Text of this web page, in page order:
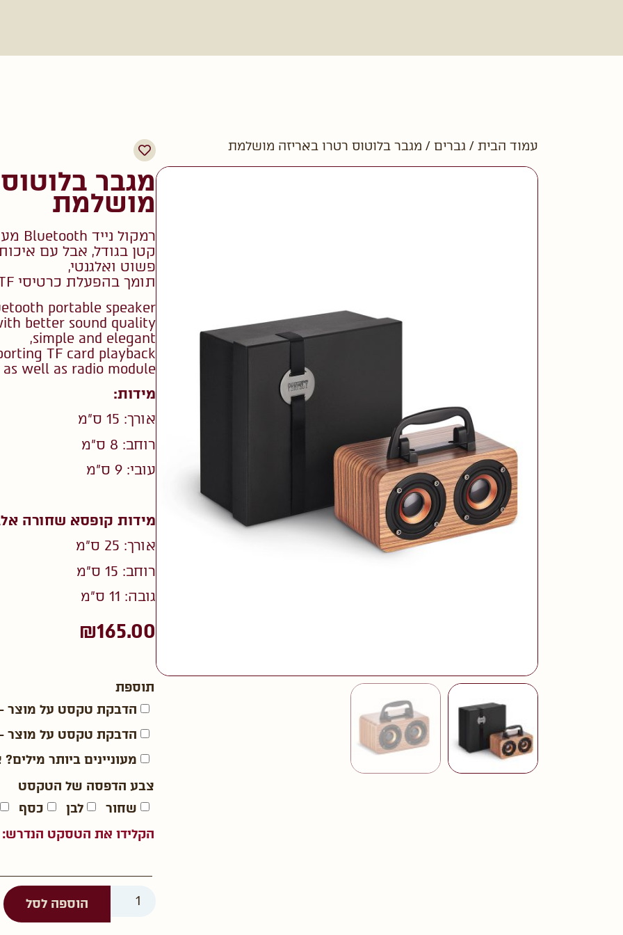
עמוד הבית / גברים / מגבר בלוטוס רטרו באריזה מושלמת
מגבר
מושלמת
רמקול נייד Bluetooth מעץ רטרו,
קטן בגודל, אבל עם
פשוט ואלגנטי,
תומך בהפעלת כרטיסי TF,
portable speaker,
better sound quality,
simple and elegant,
TF card playback,
as well as radio module
מידות:
אורך: 15 ס”מ
רוחב: 8 ס”מ
עובי: 9 ס”מ
מידות קופסא שחורה
אורך: 25 ס”מ
רוחב: 15 ס”מ
גובה: 11 ס”מ
₪165.00
תוספת
הדבקת טקסט על מוצר
הדבקת טקסט על מוצר
מעוניינים ביותר
צבע הדפסה של הטקסט
שחור
לבן
כסף
הקלידו את הטסקט הנדרש:
הוספה לסל